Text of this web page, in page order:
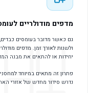
מדפים מודולריים
גם כאשר מדובר בעומסים כבדים,
ולשנות לאורך זמן. מדפים
יחידות או להתאים את מבנה
פתרון זה מתאים במיוחד
נדרש סידור מחדש של אזורי